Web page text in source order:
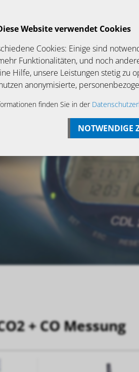
KONTAKT
+ CO Messung
Website verwendet Cookies
Cookies: Einige sind
Funktionalitäten, und noch
Hilfe, unsere Leistungen stetig zu
anonymisierte,
finden Sie in der
NOTWENDIGE